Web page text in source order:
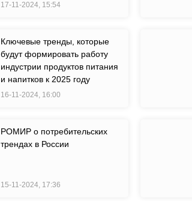
17-11-2024, 15:54
Ключевые тренды, которые
будут формировать работу
индустрии продуктов питания
и напитков к 2025 году
16-11-2024, 16:00
РОМИР о потребительских
трендах в России
15-11-2024, 17:36